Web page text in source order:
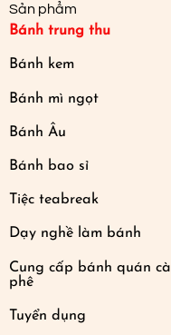
Sản phẩm
Bánh trung thu
Bánh kem
Bánh mì ngọt
Bánh Âu
Bánh bao sỉ
Tiệc teabreak
Dạy nghề làm bánh
Cung cấp bánh quán cà
phê
Tuyển dụng